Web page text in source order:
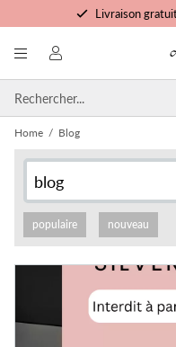
Livraison
Commandé
Home / Blog
populaire nouveau